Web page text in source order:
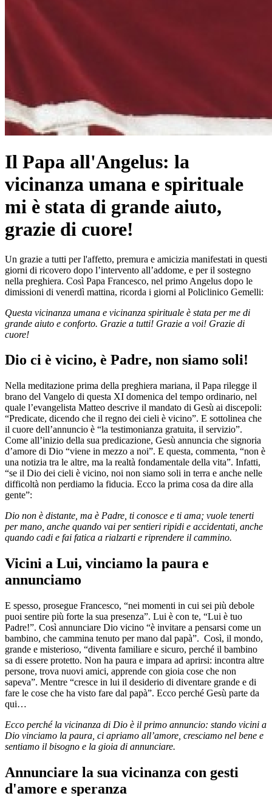
Il Papa all'Angelus: la
vicinanza umana e spirituale
mi è stata di grande aiuto,
grazie di cuore!
Un grazie a tutti per l'affetto, premura e amicizia manifestati in questi
giorni di ricovero dopo l’intervento all’addome, e per il sostegno
nella preghiera. Così Papa Francesco, nel primo Angelus dopo le
dimissioni di venerdì mattina, ricorda i giorni al Policlinico Gemelli:
Questa vicinanza umana e vicinanza spirituale è stata per me di
grande aiuto e conforto. Grazie a tutti! Grazie a voi! Grazie di
cuore!
Dio ci è vicino, è Padre, non siamo soli!
Nella meditazione prima della preghiera mariana, il Papa rilegge il
brano del Vangelo di questa XI domenica del tempo ordinario, nel
quale l’evangelista Matteo descrive il mandato di Gesù ai discepoli:
“Predicate, dicendo che il regno dei cieli è vicino”. E sottolinea che
il cuore dell’annuncio è “la testimonianza gratuita, il servizio”.
Come all’inizio della sua predicazione, Gesù annuncia che signoria
d’amore di Dio “viene in mezzo a noi”. E questa, commenta, “non è
una notizia tra le altre, ma la realtà fondamentale della vita”. Infatti,
“se il Dio dei cieli è vicino, noi non siamo soli in terra e anche nelle
difficoltà non perdiamo la fiducia. Ecco la prima cosa da dire alla
gente”:
Dio non è distante, ma è Padre, ti conosce e ti ama; vuole tenerti
per mano, anche quando vai per sentieri ripidi e accidentati, anche
quando cadi e fai fatica a rialzarti e riprendere il cammino.
Vicini a Lui, vinciamo la paura e
annunciamo
E spesso, prosegue Francesco, “nei momenti in cui sei più debole
puoi sentire più forte la sua presenza”. Lui è con te, “Lui è tuo
Padre!”. Così annunciare Dio vicino “è invitare a pensarsi come un
bambino, che cammina tenuto per mano dal papà”. Così, il mondo,
grande e misterioso, “diventa familiare e sicuro, perché il bambino
sa di essere protetto. Non ha paura e impara ad aprirsi: incontra altre
persone, trova nuovi amici, apprende con gioia cose che non
sapeva”. Mentre “cresce in lui il desiderio di diventare grande e di
fare le cose che ha visto fare dal papà”. Ecco perché Gesù parte da
qui…
Ecco perché la vicinanza di Dio è il primo annuncio: stando vicini a
Dio vinciamo la paura, ci apriamo all’amore, cresciamo nel bene e
sentiamo il bisogno e la gioia di annunciare.
Annunciare la sua vicinanza con gesti
d'amore e speranza